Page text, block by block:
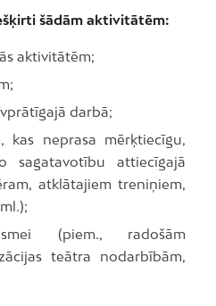
šādām aktivitātēm:
aktivitātēm;
darbā;
kas neprasa mērķtiecīgu,
sagatavotību attiecīgajā
atklātajiem treniņiem,
(piem., radošām
teātra nodarbībām,